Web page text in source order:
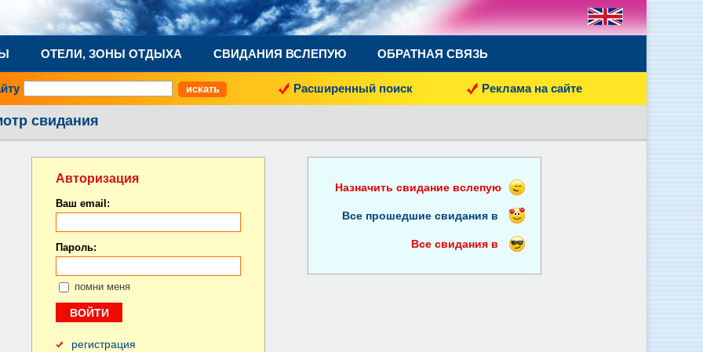
ОТЕЛИ, ЗОНЫ ОТДЫХА СВИДАНИЯ ВСЛЕПУЮ ОБРАТНАЯ СВЯЗЬ
Расширенный поиск Реклама на сайте
свидания
Авторизация
Ваш email:
Пароль:
помни меня
регистрация
Назначить свидание вслепую
Все прошедшие свидания в
Все свидания в